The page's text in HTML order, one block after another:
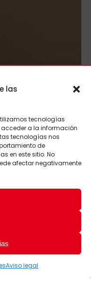
las
tecnologías
a la información
tecnologías nos
de
en este sitio. No
afectar negativamente
Aviso legal